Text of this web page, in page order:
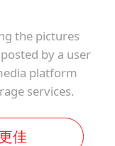
the pictures
by a user
platform
services.
佳